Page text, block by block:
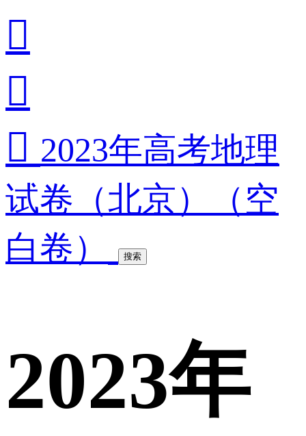


 2023年高考地理
试卷（北京）（空
白卷）
搜索
2023年